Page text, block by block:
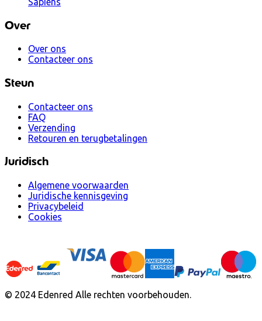
Over
Over ons
Contacteer ons
Steun
Contacteer ons
FAQ
Verzending
Retouren en terugbetalingen
Juridisch
Algemene voorwaarden
Juridische kennisgeving
Privacybeleid
Cookies
© 2024 Edenred Alle rechten voorbehouden.